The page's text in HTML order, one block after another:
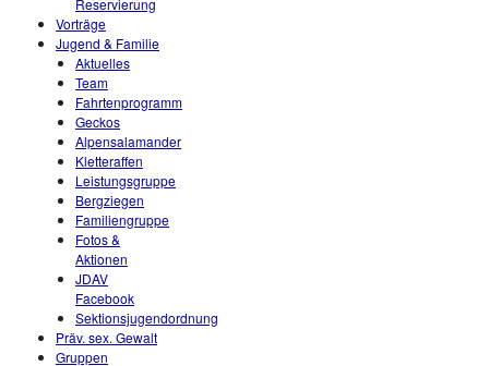
Reservierung
Vorträge
Jugend & Familie
Aktuelles
Team
Fahrtenprogramm
Geckos
Alpensalamander
Kletteraffen
Leistungsgruppe
Bergziegen
Familiengruppe
Fotos &
Aktionen
JDAV
Facebook
Sektionsjugendordnung
Präv. sex. Gewalt
Gruppen